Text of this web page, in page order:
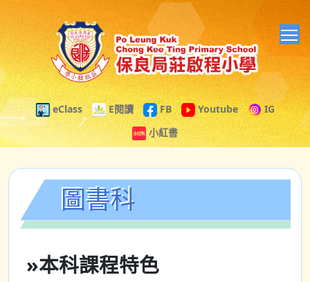
eClass E閱讀 FB Youtube
IG
小紅書
圖書科
»本科課程特色